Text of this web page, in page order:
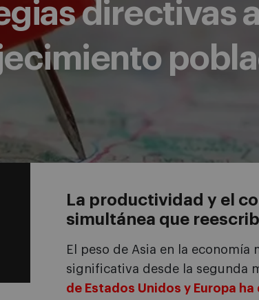
directivas
La productividad y el
simultánea que
El peso de Asia en la
significativa desde la segunda
de Estados Unidos y Europa